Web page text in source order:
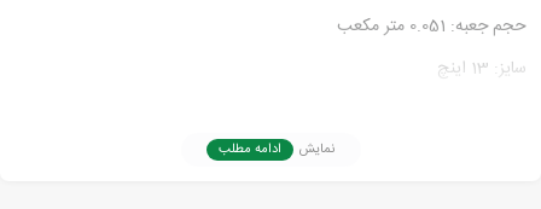
حجم جعبه: 0.051 متر مکعب
سایز: 13 اینچ
نمایش ادامه مطلب